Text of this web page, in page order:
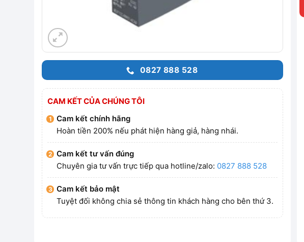
0827 888 528
CAM KẾT CỦA CHÚNG TÔI
Cam kết chính hãng
Hoàn tiền 200% nếu phát hiện hàng giả, hàng nhái.
Cam kết tư vấn đúng
Chuyên gia tư vấn trực tiếp qua hotline/zalo: 0827 888 528
Cam kết bảo mật
Tuyệt đối không chia sẻ thông tin khách hàng cho bên thứ 3.